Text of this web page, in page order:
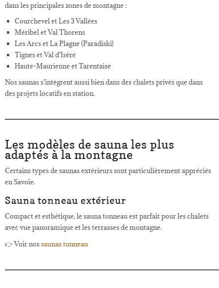
dans les principales zones de montagne :
Courchevel et Les 3 Vallées
Méribel et Val Thorens
Les Arcs et La Plagne (Paradiski)
Tignes et Val d’Isère
Haute-Maurienne et Tarentaise
Nos saunas s’intègrent aussi bien dans des chalets privés que dans
des projets locatifs en station.
Les modèles de sauna les plus
adaptés à la montagne
Certains types de saunas extérieurs sont particulièrement appréciés
en Savoie.
Sauna tonneau extérieur
Compact et esthétique, le sauna tonneau est parfait pour les chalets
avec vue panoramique et les terrasses de montagne.
👉 Voir nossaunas tonneau